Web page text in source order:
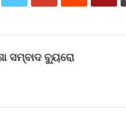
ସମ୍ବାଦ ବ୍ୟୁରୋ